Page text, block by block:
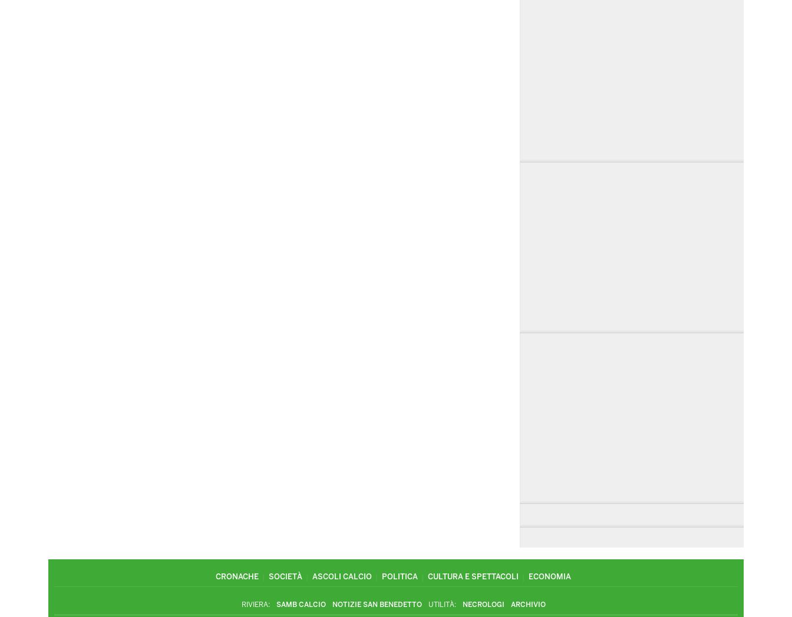
CRONACHE SOCIETÀ ASCOLI CALCIO POLITICA CULTURA E SPETTACOLI ECONOMIA
RIVIERA: SAMB CALCIO NOTIZIE SAN BENEDETTO UTILITÀ: NECROLOGI ARCHIVIO